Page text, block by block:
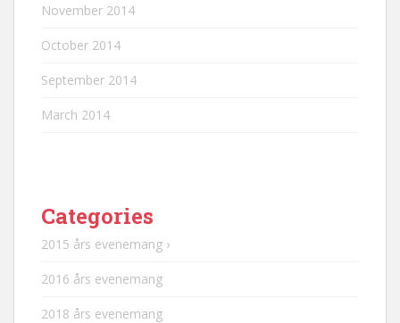
November 2014
October 2014
September 2014
March 2014
Categories
2015 års evenemang ›
2016 års evenemang
2018 års evenemang